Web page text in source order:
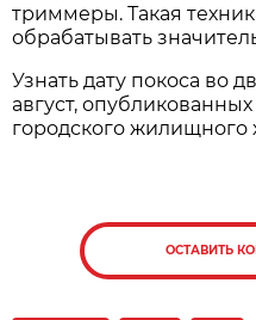
триммеры. Такая
обрабатывать
Узнать дату покоса во
август,
городского жилищного
ОСТАВИТЬ